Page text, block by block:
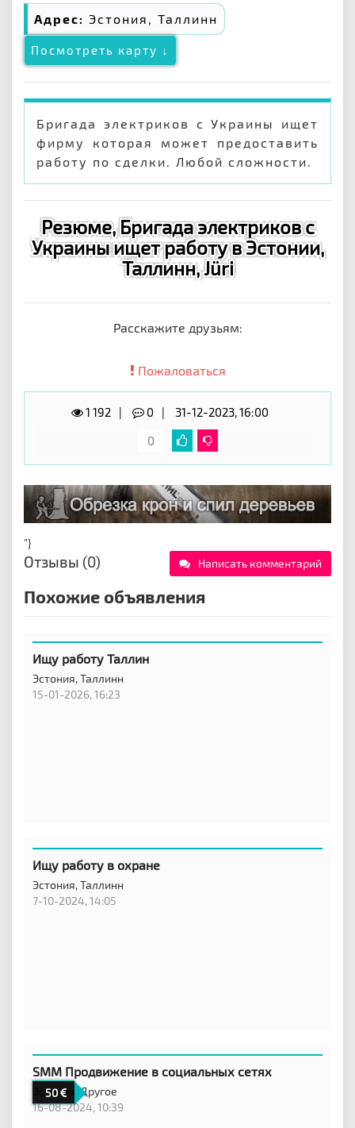
Адрес: Эстония, Таллинн
Посмотреть карту ↓
Бригада электриков с Украины ищет
фирму которая может предоставить
работу по сделки. Любой сложности.
Резюме, Бригада электриков с
Украины ищет работу в Эстонии,
Таллинн, Jüri
Расскажите друзьям:
Пожаловаться
1 192 0
31-12-2023, 16:00
0
"}
Отзывы (0) Написать комментарий
Похожие объявления
Ищу работу Таллин
Эстония,Таллинн
15-01-2026, 16:23
Ищу работу в охране
Эстония,Таллинн
7-10-2024, 14:05
50
SMM Продвижение в социальных сетях
Эстония,Другое
16-08-2024, 10:39